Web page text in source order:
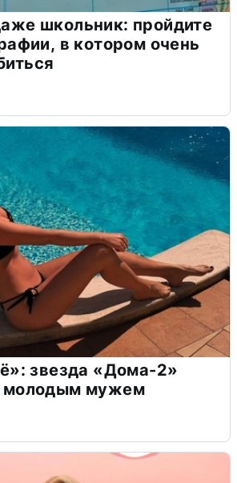
школьник: пройдите
в котором очень
звезда «Дома-2»
молодым мужем